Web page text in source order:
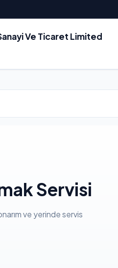
Ve Ticaret Limited
Servisi
ve yerinde servis